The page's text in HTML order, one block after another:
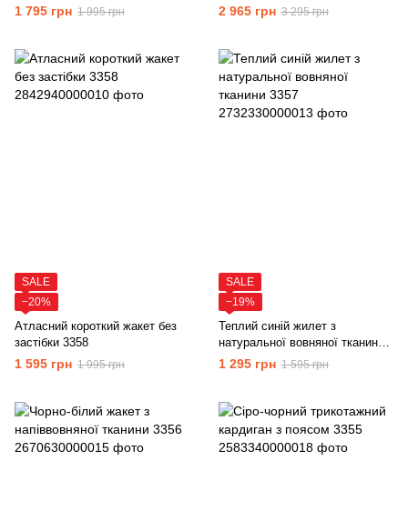
1 795 грн 1 995 грн 2 965 грн 3 295 грн
SALE
−20%
Атласний короткий жакет без
застібки 3358
1 595 грн 1 995 грн
SALE
−19%
Теплий синій жилет з
натуральної вовняної тканини
3357
1 295 грн 1 595 грн